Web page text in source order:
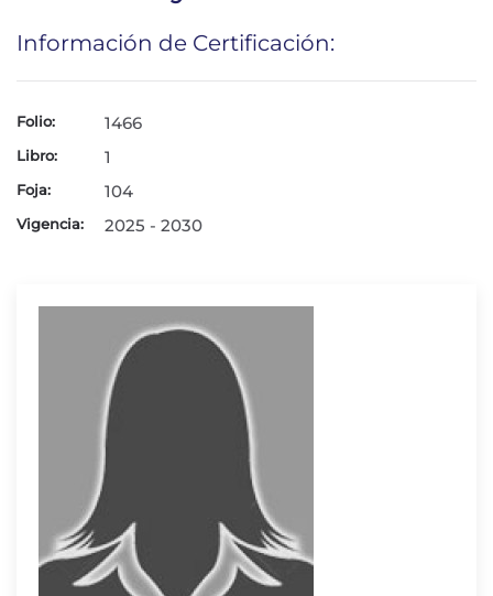
Información de Certificación:
Folio: 1466
Libro: 1
Foja: 104
Vigencia: 2025 - 2030